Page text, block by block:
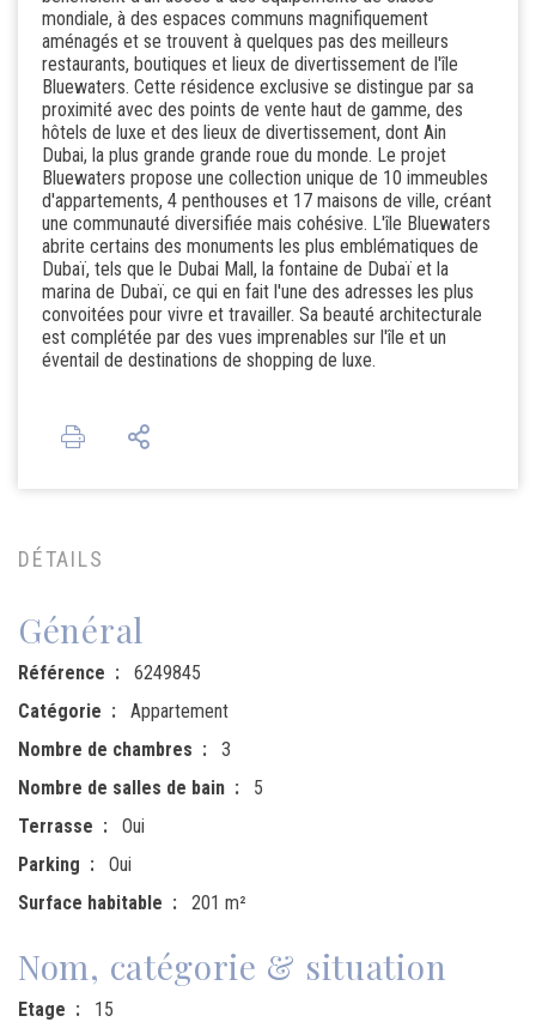
mondiale, à des espaces communs magnifiquement
aménagés et se trouvent à quelques pas des meilleurs
restaurants, boutiques et lieux de divertissement de l'île
Bluewaters. Cette résidence exclusive se distingue par sa
proximité avec des points de vente haut de gamme, des
hôtels de luxe et des lieux de divertissement, dont Ain
Dubai, la plus grande grande roue du monde. Le projet
Bluewaters propose une collection unique de 10 immeubles
d'appartements, 4 penthouses et 17 maisons de ville, créant
une communauté diversifiée mais cohésive. L'île Bluewaters
abrite certains des monuments les plus emblématiques de
Dubaï, tels que le Dubai Mall, la fontaine de Dubaï et la
marina de Dubaï, ce qui en fait l'une des adresses les plus
convoitées pour vivre et travailler. Sa beauté architecturale
est complétée par des vues imprenables sur l'île et un
éventail de destinations de shopping de luxe.
DÉTAILS
Général
Référence
6249845
Catégorie
Appartement
Nombre de chambres
3
Nombre de salles de bain
5
Terrasse
Oui
Parking
Oui
Surface habitable
201 m²
Nom, catégorie & situation
Etage
15